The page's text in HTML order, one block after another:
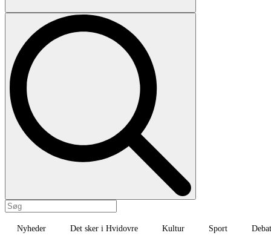
Nyheder Det sker i Hvidovre Kultur Sport Debat